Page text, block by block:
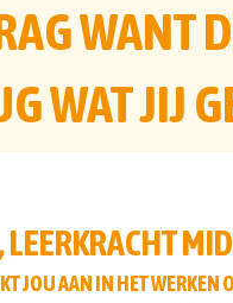
WANT
WAT JIJ
LEERKRACHT
JOU AAN IN HET WERKEN